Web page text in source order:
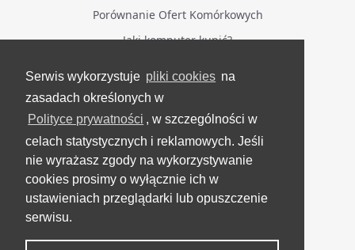
Serwis wykorzystuje pliki cookies na
zasadach określonych w
Polityce prywatności , w szczególności w
celach statystycznych i reklamowych. Jeśli
nie wyrażasz zgody na wykorzystywanie
cookies prosimy o wyłącznie ich w
ustawieniach przeglądarki lub opuszczenie
serwisu.
Porównanie Ofert Komórkowych
Jaki komputer kupić?
BĄDŹ NA BIEŻĄCO
Facebook
Grupa Testerzy Videotestów
YouTube
Twitter